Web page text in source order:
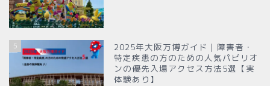
5
2025年大阪万博ガイド｜障害者・
特定疾患の方のための人気パビリオ
ンの優先入場アクセス方法5選【実
体験あり】